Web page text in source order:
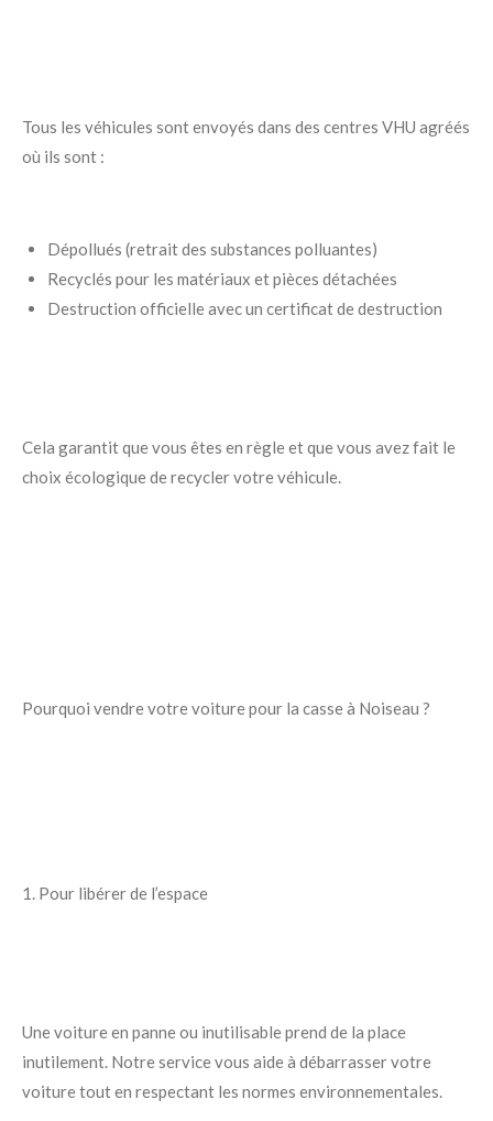
Tous les véhicules sont envoyés dans des centres VHU agréés
où ils sont :
Dépollués (retrait des substances polluantes)
Recyclés pour les matériaux et pièces détachées
Destruction officielle avec un certificat de destruction
Cela garantit que vous êtes en règle et que vous avez fait le
choix écologique de recycler votre véhicule.
Pourquoi vendre votre voiture pour la casse à Noiseau ?
1. Pour libérer de l’espace
Une voiture en panne ou inutilisable prend de la place
inutilement. Notre service vous aide à débarrasser votre
voiture tout en respectant les normes environnementales.